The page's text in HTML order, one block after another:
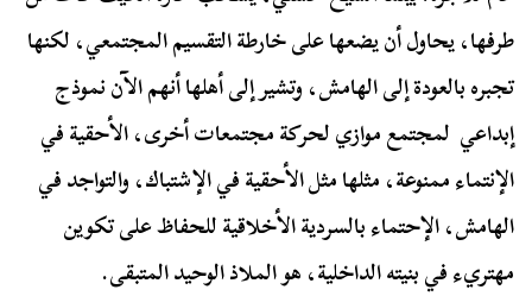
طرفها، يحاول أن يضعها على خارطة التقسيم المجتمعي، لكنها
تجبره بالعودة إلى الهامش، وتشير إلى أهلها أنهم الآن نموذج
إبداعي لمجتمع موازي لحركة مجتمعات أخرى، الأحقية في
الإنتماء ممنوعة، مثلها مثل الأحقية في الإشتباك، والتواجد في
الهامش، الإحتماء بالسردية الأخلاقية للحفاظ على تكوين
مهتريء في بنيته الداخلية، هو الملاذ الوحيد المتبقى.